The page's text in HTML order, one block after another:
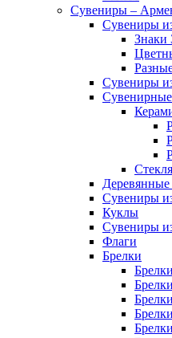
Сувениры –
Сувениры
Знаки
Сувениры
Сувенирные
Сувениры
Куклы
Сувениры
Флаги
Брелки